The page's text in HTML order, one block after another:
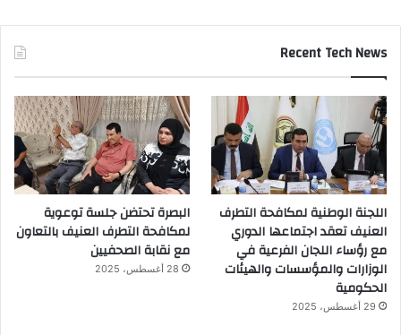
Recent Tech News
اللجنة الوطنية لمكافحة التطرف
العنيف تعقد اجتماعها الدوري
مع رؤساء اللجان الفرعية في
الوزارات والمؤسسات والهيئات
الحكومية
29 أغسطس، 2025
البصرة تحتضن جلسة توعوية
لمكافحة التطرف العنيف بالتعاون
مع نقابة الصحفيين
28 أغسطس، 2025